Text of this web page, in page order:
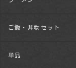
ご飯・丼物セット
単品